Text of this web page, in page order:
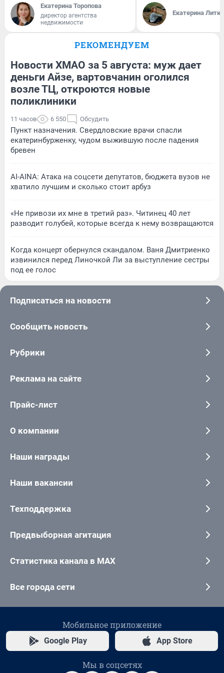
Екатерина Торопова
директор агентства
недвижимости
Екатерина
РЕКОМЕНДУЕМ
Новости ХМАО за 5 августа: муж дает
деньги Айзе, вартовчанин оголился
возле ТЦ, откроются новые
поликлиники
11 часов 6 550 Обсудить
Пункт назначения. Свердловские врачи спасли
екатеринбурженку, чудом выжившую после падения
бревен
AI-AINA: Атака на соцсети депутатов, бюджета вузов не
хватило лучшим и сколько стоит арбуз
«Не привози их мне в третий раз». Читинец 40 лет
разводит голубей, которые всегда к нему возвращаются
Когда концерт обернулся скандалом. Ваня Дмитриенко
извинился перед Линочкой Ли за выступление сестры
под ее голос
Подписаться на новости
Сообщить новость
Рубрики
Реклама на сайте
Прайс-лист
О компании
Наши награды
Наши вакансии
Техподдержка
Предвыборная агитация
Статистика канала в MAX
Все города сети
Мобильное приложение
Google Play App Store
Мы в соцсетях